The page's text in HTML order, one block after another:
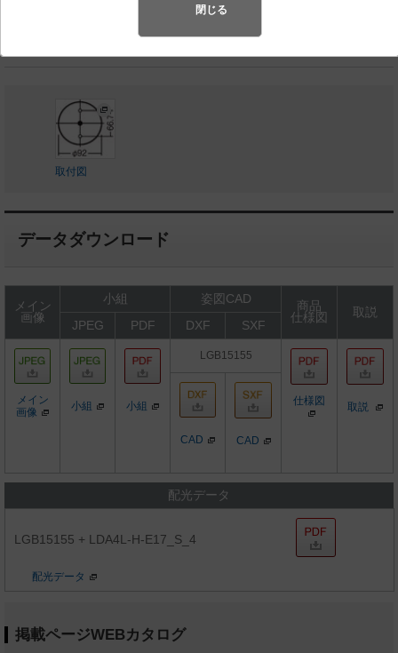
◆希望小売価格 29,600 円（税抜）
取付図
データダウンロード
メイン
画像
小組 姿図CAD
商品
仕様図
取説
JPEG
PDF DXF SXF
メイン
画像
小組 小組
LGB15155
仕様図 取説
CAD CAD
配光データ
LGB15155 + LDA4L-H-E17_S_4
配光データ
掲載ページWEBカタログ
閉じる